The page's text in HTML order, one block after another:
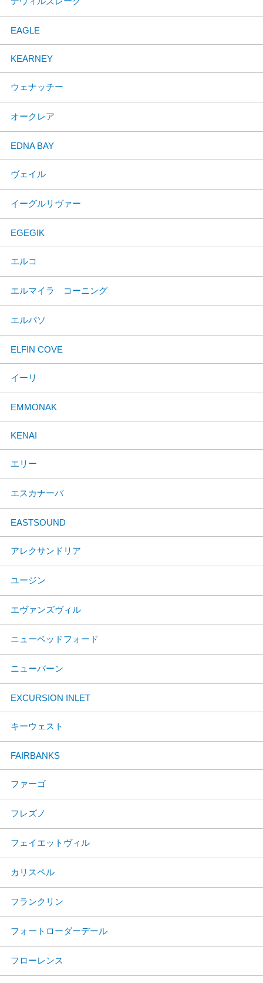
EAGLE
KEARNEY
ウェナッチー
オークレア
EDNA BAY
ヴェイル
イーグルリヴァー
EGEGIK
エルコ
エルマイラ コーニング
エルパソ
ELFIN COVE
イーリ
EMMONAK
KENAI
エリー
エスカナーバ
EASTSOUND
アレクサンドリア
ユージン
エヴァンズヴィル
ニューベッドフォード
ニューバーン
EXCURSION INLET
キーウェスト
FAIRBANKS
ファーゴ
フレズノ
フェイエットヴィル
カリスペル
フランクリン
フォートローダーデール
フローレンス